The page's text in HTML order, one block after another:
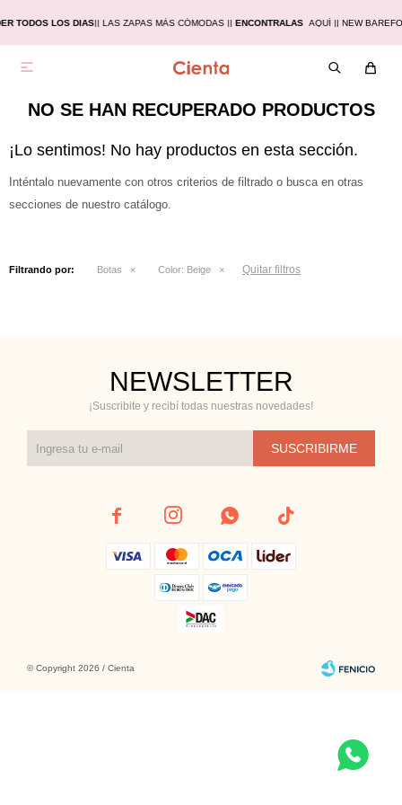
TODOS LOS DIAS|| LAS ZAPAS MÁS CÓMODAS ||ENCONTRALAS AQUÍ || NEW

NO SE HAN RECUPERADO PRODUCTOS
¡Lo sentimos! No hay productos en esta sección.
Inténtalo nuevamente con otros criterios de filtrado o busca en otras
secciones de nuestro catálogo.
Filtrando por: Botas Color: Beige Quitar filtros
NEWSLETTER
¡Suscribite y recibí todas nuestras novedades!
SUSCRIBIRME
   
© Copyright 2026 / Cienta